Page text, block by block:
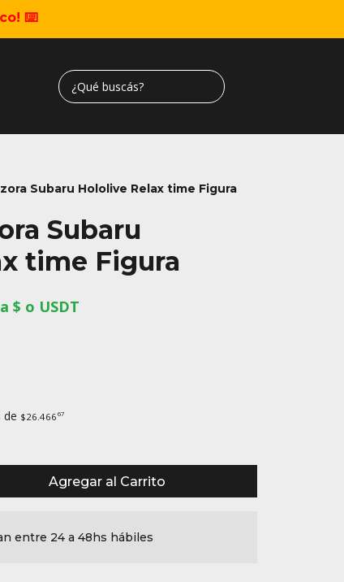
⌨️
Subaru Hololive Relax time Figura
Subaru
time Figura
$ o USDT
de $26.466 67
Agregar al Carrito
entre 24 a 48hs hábiles